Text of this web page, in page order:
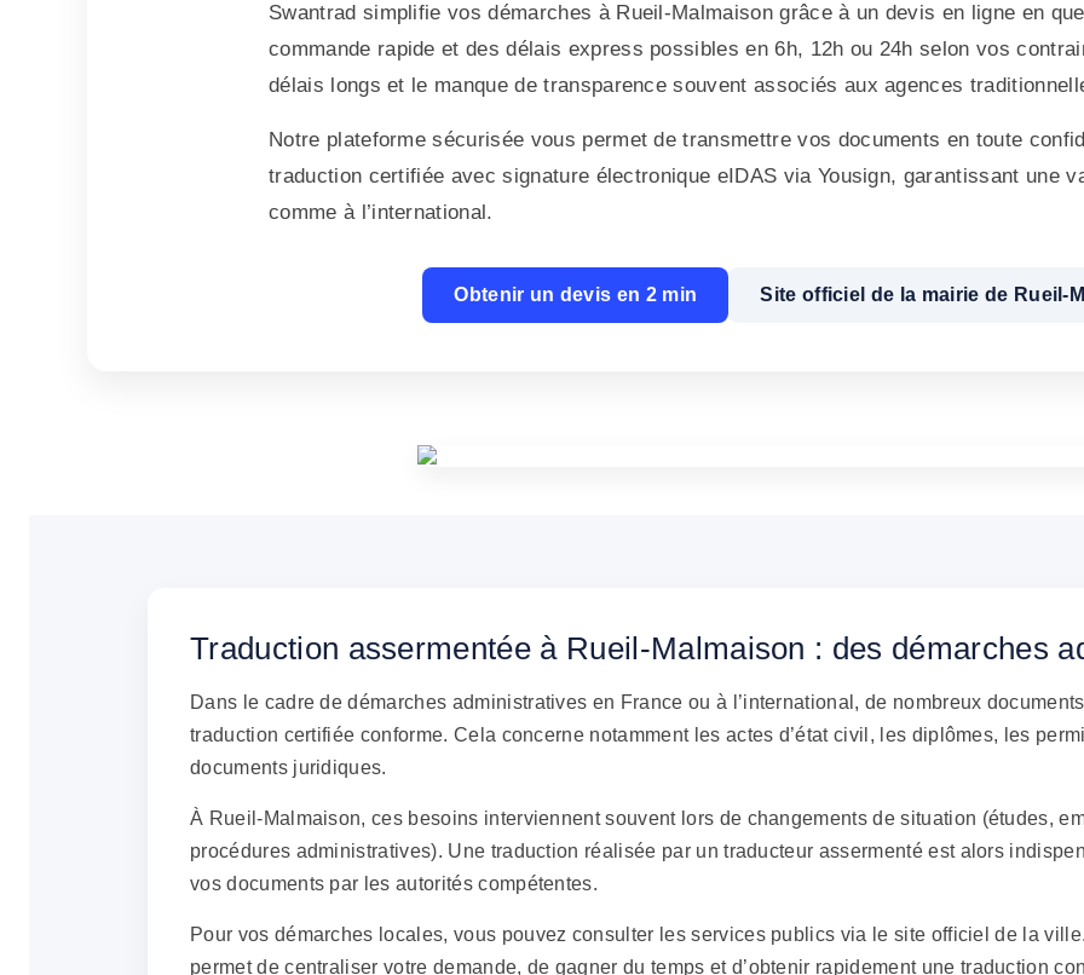
Swantrad simplifie vos démarches à Rueil-Malmaison grâce à un devis en ligne en
commande rapide et des délais express possibles en 6h, 12h ou 24h selon vos
délais longs et le manque de transparence souvent associés aux agences
Notre plateforme sécurisée vous permet de transmettre vos documents en toute
traduction certifiée avec signature électronique eIDAS via Yousign, garantissant une
comme à l’international.
Obtenir un devis en 2 min Site officiel de la mairie de Rueil-
Traduction assermentée à Rueil-Malmaison : des démarches
Dans le cadre de démarches administratives en France ou à l’international, de nombreux
traduction certifiée conforme. Cela concerne notamment les actes d’état civil, les diplômes, les
documents juridiques.
À Rueil-Malmaison, ces besoins interviennent souvent lors de changements de situation (études,
procédures administratives). Une traduction réalisée par un traducteur assermenté est alors
vos documents par les autorités compétentes.
Pour vos démarches locales, vous pouvez consulter les services publics via le site officiel de la
permet de centraliser votre demande, de gagner du temps et d’obtenir rapidement une traduction